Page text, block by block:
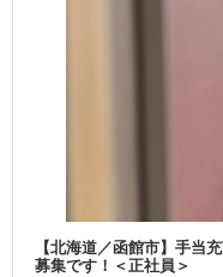
【北海道／函館市】手当
募集です！＜正社員＞